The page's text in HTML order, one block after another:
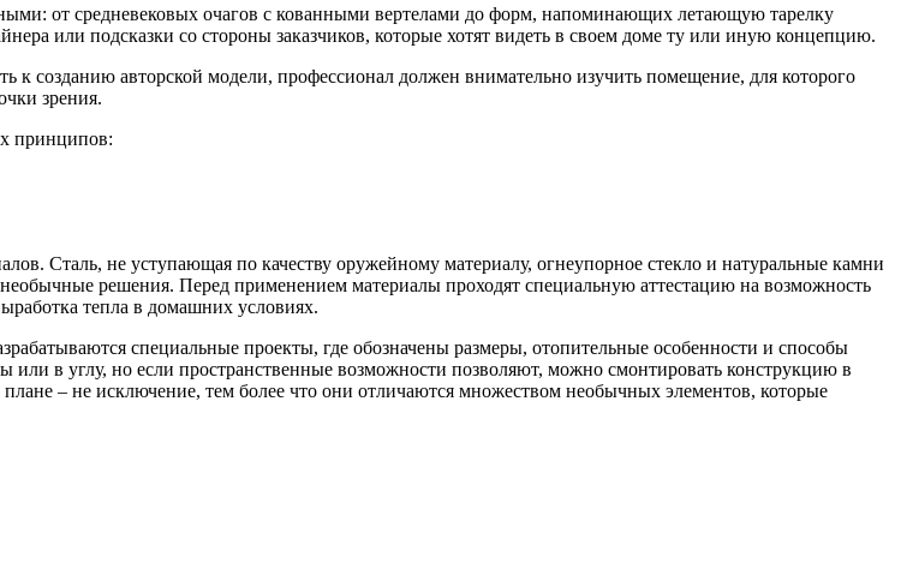
от средневековых очагов с кованными вертелами до форм, напоминающих летающую тарелку
или подсказки со стороны заказчиков, которые хотят видеть в своем доме ту или иную концепцию.
к созданию авторской модели, профессионал должен внимательно изучить помещение, для которого
зрения.
принципов:
Сталь, не уступающая по качеству оружейному материалу, огнеупорное стекло и натуральные камни
решения. Перед применением материалы проходят специальную аттестацию на возможность
тепла в домашних условиях.
специальные проекты, где обозначены размеры, отопительные особенности и способы
или в углу, но если пространственные возможности позволяют, можно смонтировать конструкцию в
– не исключение, тем более что они отличаются множеством необычных элементов, которые